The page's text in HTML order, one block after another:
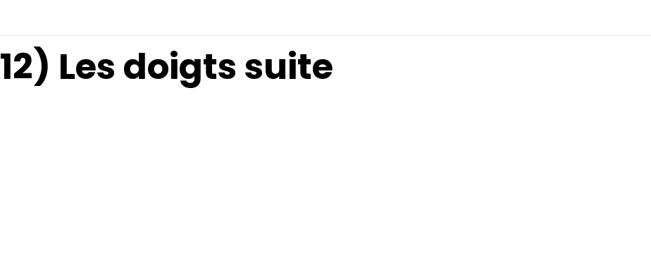
12) Les doigts suite